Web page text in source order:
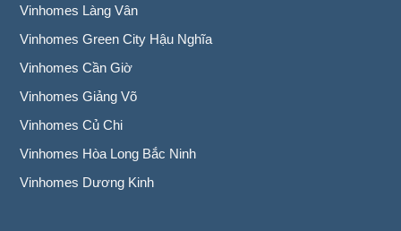
Vinhomes Làng Vân
Vinhomes Green City Hậu Nghĩa
Vinhomes Cần Giờ
Vinhomes Giảng Võ
Vinhomes Củ Chi
Vinhomes Hòa Long Bắc Ninh
Vinhomes Dương Kinh